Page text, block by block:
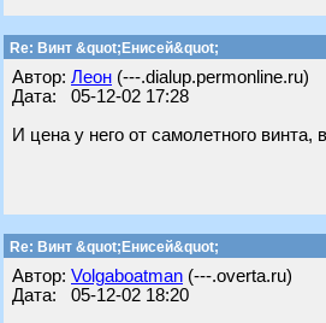
Re: Винт &quot;Енисей&quot;
Автор: Леон (---.dialup.permonline.ru)
Дата: 05-12-02 17:28
И цена у него от самолетного
Re: Винт &quot;Енисей&quot;
Автор: Volgaboatman (---.overta.ru)
Дата: 05-12-02 18:20